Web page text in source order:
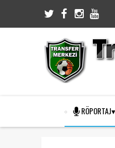
RÖPORTAJ